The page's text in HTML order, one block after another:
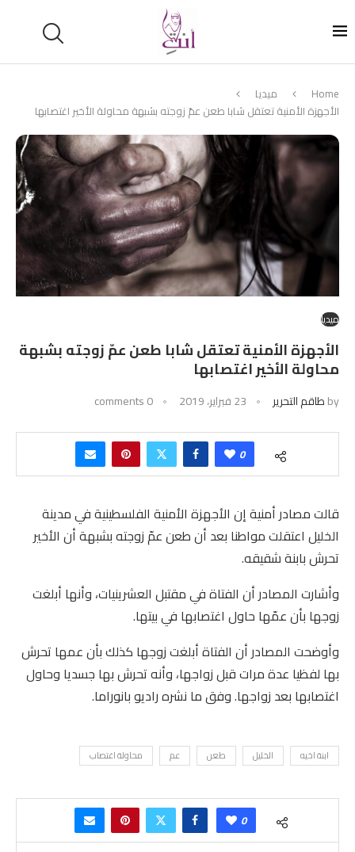
Home
ميديا
الأجهزة الأمنية تعتقل شابا طعن عمّ زوجته بشبهة محاولة الأخير اغتصابها
ميديا
الأجهزة الأمنية تعتقل شابا طعن عمّ زوجته بشبهة
محاولة الأخير اغتصابها
byطاقم التحرير 23 فبراير، 2019 0 comments
0
قالت مصادر أمنية إن الأجهزة الأمنية الفلسطينية في مدينة
الخليل اعتقلت مواطنا بعد أن طعن عمّ زوجته بشبهة أن الأخير
تحرش بابنة شقيقه.
وأشارت المصادر أن الفتاة في مقتبل العشرينيات، وأنها أبلغت
زوجها بأن عمّها حاول اغتصابها في بيتها.
وأوضحت المصادر أن الفتاة أبلغت زوجها كذلك بأن عمها تحرش
بها لفظيا عدة مرات قبل زواجها، وأنه تحرش بها جسديا وحاول
اغتصابها بعد زواجها. وفق ما نشره راديو بانوراما.
ابنة اخيه الخليل طعن عم محاولة اغتصاب
0